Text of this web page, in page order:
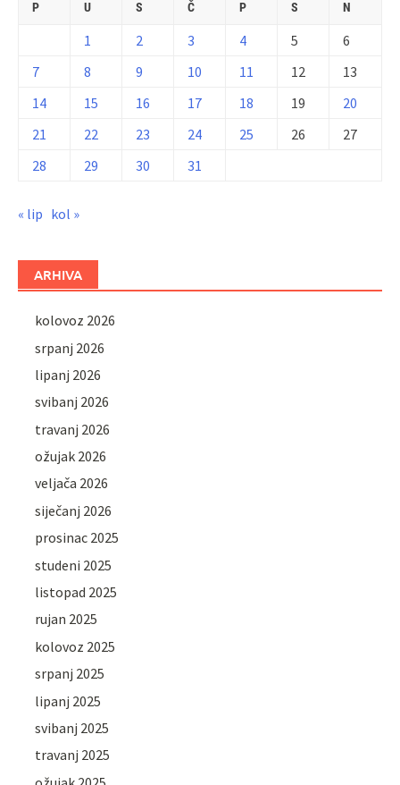
P U S Č P S N
1 2 3 4 5
6
7
8 9 10 11 12
13
14
15 16 17 18 19
20
21
22 23 24 25 26
27
28
29 30 31
« lip kol »
ARHIVA
kolovoz 2026
srpanj 2026
lipanj 2026
svibanj 2026
travanj 2026
ožujak 2026
veljača 2026
siječanj 2026
prosinac 2025
studeni 2025
listopad 2025
rujan 2025
kolovoz 2025
srpanj 2025
lipanj 2025
svibanj 2025
travanj 2025